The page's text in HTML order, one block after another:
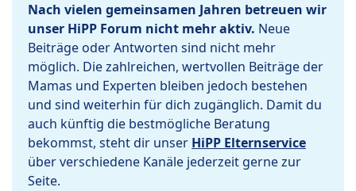
Nach vielen gemeinsamen Jahren betreuen wir
unser HiPP Forum nicht mehr aktiv. Neue
Beiträge oder Antworten sind nicht mehr
möglich. Die zahlreichen, wertvollen Beiträge der
Mamas und Experten bleiben jedoch bestehen
und sind weiterhin für dich zugänglich. Damit du
auch künftig die bestmögliche Beratung
bekommst, steht dir unser HiPP Elternservice
über verschiedene Kanäle jederzeit gerne zur
Seite.